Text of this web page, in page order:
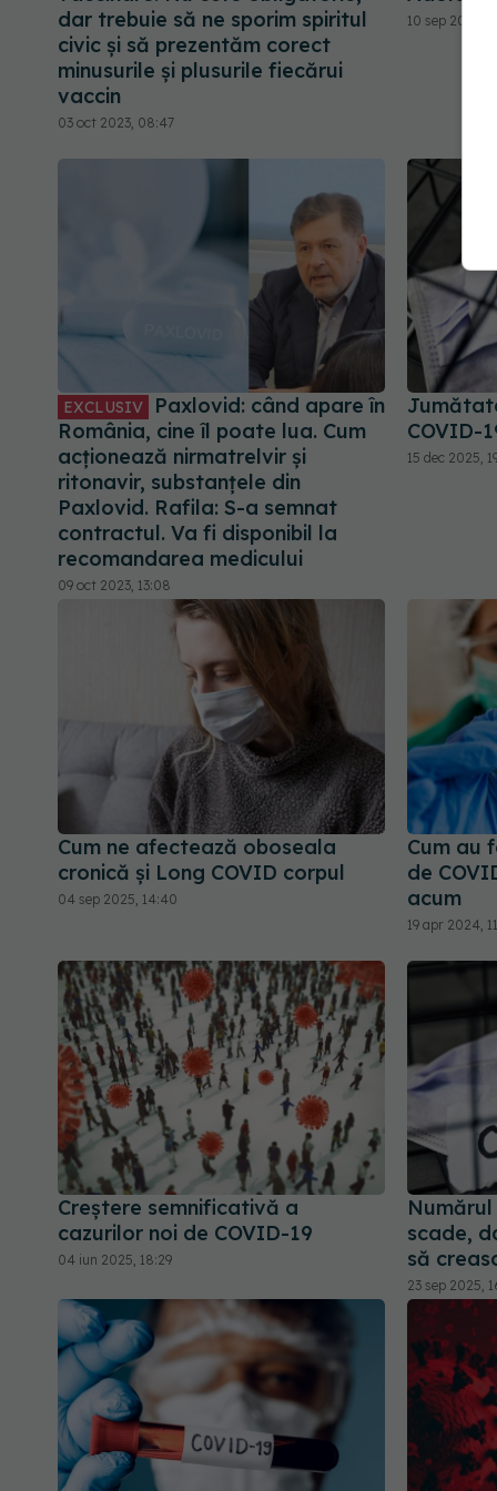
dar trebuie să ne sporim spiritul
civic și să prezentăm corect
minusurile și plusurile fiecărui
vaccin
03 oct 2023, 08:47
10 sep 2024,
EXCLUSIV
Paxlovid: când apare în
România, cine îl poate lua. Cum
acționează nirmatrelvir și
ritonavir, substanțele din
Paxlovid. Rafila: S-a semnat
contractul. Va fi disponibil la
recomandarea medicului
09 oct 2023, 13:08
COVID-
15 dec 2025,
Cum ne afectează oboseala
cronică și Long COVID corpul
04 sep 2025, 14:40
Cum au
de
acum
19 apr 2024,
Creștere semnificativă a
cazurilor noi de COVID-19
04 iun 2025, 18:29
scade,
să
23 sep 2025,